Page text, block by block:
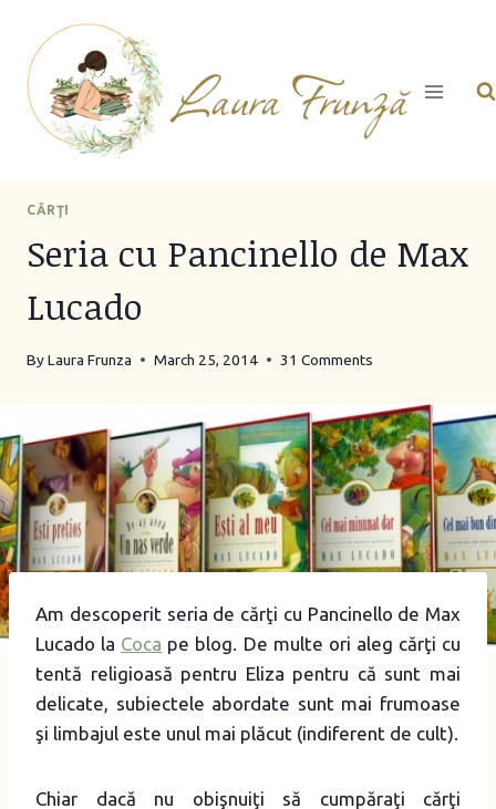
content
CĂRŢI
Seria cu Pancinello de Max
Lucado
ByLaura Frunza March 25, 2014 31 Comments
Am descoperit seria de cărţi cu Pancinello de Max
Lucado la Coca pe blog. De multe ori aleg cărţi cu
tentă religioasă pentru Eliza pentru că sunt mai
delicate, subiectele abordate sunt mai frumoase
şi limbajul este unul mai plăcut (indiferent de cult).
Chiar dacă nu obişnuiţi să cumpăraţi cărţi